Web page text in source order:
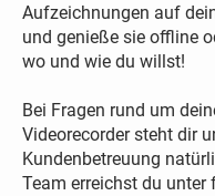
Aufzeichnungen auf
und genieße sie offline
wo und wie du willst!
Bei Fragen rund um
Videorecorder steht dir
Kundenbetreuung
Team erreichst du